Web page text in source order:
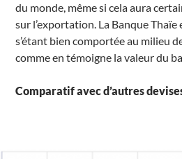
du monde, même si cela aura
sur l’exportation. La Banque
s’étant bien comportée au milieu
comme en témoigne la valeur du
Comparatif avec d’autres